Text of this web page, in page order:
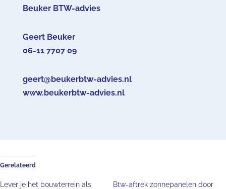
Beuker BTW-advies
Geert Beuker
06-11 7707 09
geert@beukerbtw-advies.nl
www.beukerbtw-advies.nl
Gerelateerd
Lever je het bouwterrein als
Btw-aftrek zonnepanelen door